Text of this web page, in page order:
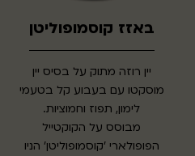
באזז קוסמופוליטן
יין רוזה מתוק על בסיס יין
מוסקטו עם בעבוע קל בטעמי
לימון, תפוז וחמוציות.
מבוסס על הקוקטייל
הפופולארי 'קוסמופוליטן' הניו